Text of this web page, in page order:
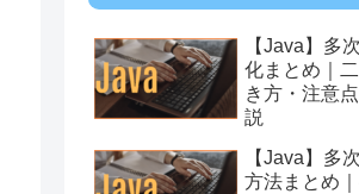
【Java】多
化まとめ｜
き方・注意
説
【Java】多
方法まとめ